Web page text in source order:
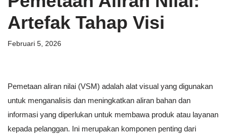
Artefak Tahap Visi
Februari 5, 2026
Pemetaan aliran nilai (VSM) adalah alat visual yang digunakan
untuk menganalisis dan meningkatkan aliran bahan dan
informasi yang diperlukan untuk membawa produk atau layanan
kepada pelanggan. Ini merupakan komponen penting dari